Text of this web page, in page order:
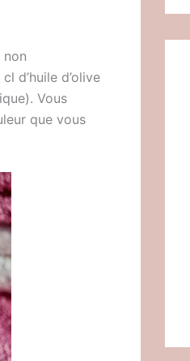
d’huile d’olive
Vous
que vous